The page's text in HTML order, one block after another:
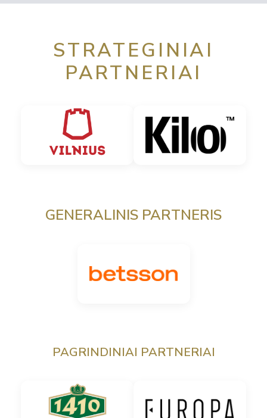
STRATEGINIAI
PARTNERIAI
GENERALINIS PARTNERIS
PAGRINDINIAI PARTNERIAI